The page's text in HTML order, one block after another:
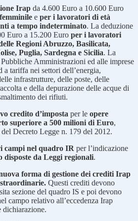
Irap da 4.600 Euro a 10.600 Euro
e per i lavoratori di età
a tempo indeterminato. La deduzione
Euro a 15.200 Euro per i lavoratori
Regioni Abruzzo, Basilicata,
Puglia, Sardegna e Sicilia. La
Amministrazioni ed alle imprese
a tariffa nei settori dell’energia,
infrastrutture, delle poste, delle
e della depurazione delle acque di
dei rifiuti.
credito d’imposta per le opere
superiore a 500 milioni di Euro,
Decreto Legge n. 179 del 2012.
campi nel quadro IR per l’indicazione
disposte da Leggi regionali.
forma di gestione dei crediti Irap
Questi crediti devono
sezione del quadro IS e poi devono
campo relativo all’eccedenza Irap
dichiarazione.